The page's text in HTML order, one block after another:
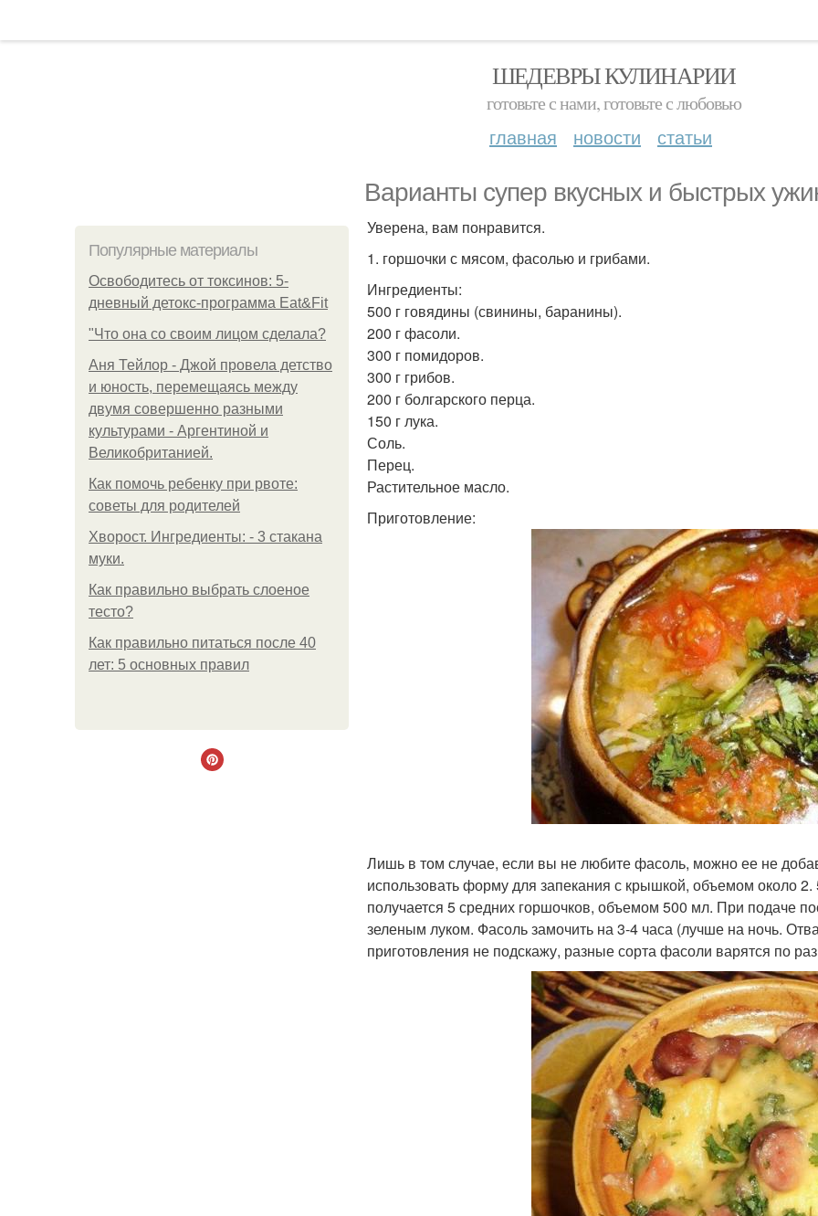
ШЕДЕВРЫ КУЛИНАРИИ
готовьте с нами, готовьте с любовью
главная новости статьи
Варианты супер вкусных и быстрых
Популярные материалы
Освободитесь от токсинов: 5-
дневный детокс-программа Eat&Fit
"Что она со своим лицом сделала?
Аня Тейлор - Джой провела детство
и юность, перемещаясь между
двумя совершенно разными
культурами - Аргентиной и
Великобританией.
Как помочь ребенку при рвоте:
советы для родителей
Хворост. Ингредиенты: - 3 стакана
муки.
Как правильно выбрать слоеное
тесто?
Как правильно питаться после 40
лет: 5 основных правил
Уверена, вам понравится.
1. горшочки с мясом, фасолью и грибами.
Ингредиенты:
500 г говядины (свинины, баранины).
200 г фасоли.
300 г помидоров.
300 г грибов.
200 г болгарского перца.
150 г лука.
Соль.
Перец.
Растительное масло.
Приготовление:
Лишь в том случае, если вы не любите фасоль, можно ее не
использовать форму для запекания с крышкой, объемом около 2.
получается 5 средних горшочков, объемом 500 мл. При подаче
зеленым луком. Фасоль замочить на 3-4 часа (лучше на ночь.
приготовления не подскажу, разные сорта фасоли варятся по